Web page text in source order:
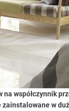
na współczynnik
w